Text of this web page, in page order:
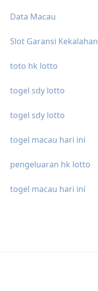
Data Macau
Slot Garansi Kekalahan
toto hk lotto
togel sdy lotto
togel sdy lotto
togel macau hari ini
pengeluaran hk lotto
togel macau hari ini